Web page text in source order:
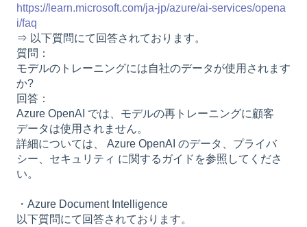
https://learn.microsoft.com/ja-jp/azure/ai-services/opena
i/faq
⇒ 以下質問にて回答されております。
質問：
モデルのトレーニングには自社のデータが使用されます
か?
回答：
Azure OpenAI では、モデルの再トレーニングに顧客
データは使用されません。
詳細については、 Azure OpenAI のデータ、プライバ
シー、セキュリティ に関するガイドを参照してくださ
い。
・Azure Document Intelligence
以下質問にて回答されております。